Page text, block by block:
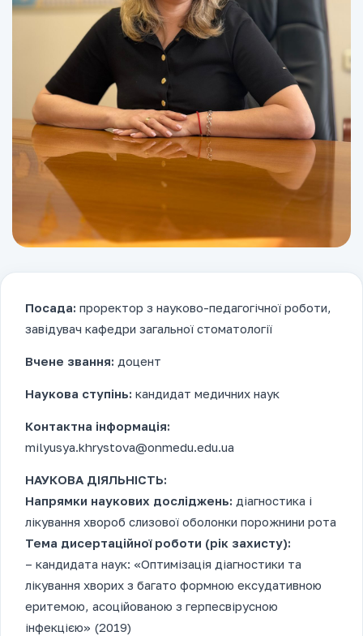
Посада: проректор з науково-педагогічної роботи,
завідувач кафедри загальної стоматології
Вчене звання: доцент
Наукова ступінь: кандидат медичних наук
Контактна інформація:
milyusya.khrystova@onmedu.edu.ua
НАУКОВА ДІЯЛЬНІСТЬ:
Напрямки наукових досліджень: діагностика і
лікування хвороб слизової оболонки порожнини рота
Тема дисертаційної роботи (рік захисту):
– кандидата наук: «Оптимізація діагностики та
лікування хворих з багато формною ексудативною
еритемою, асоційованою з герпесвірусною
інфекцією» (2019)